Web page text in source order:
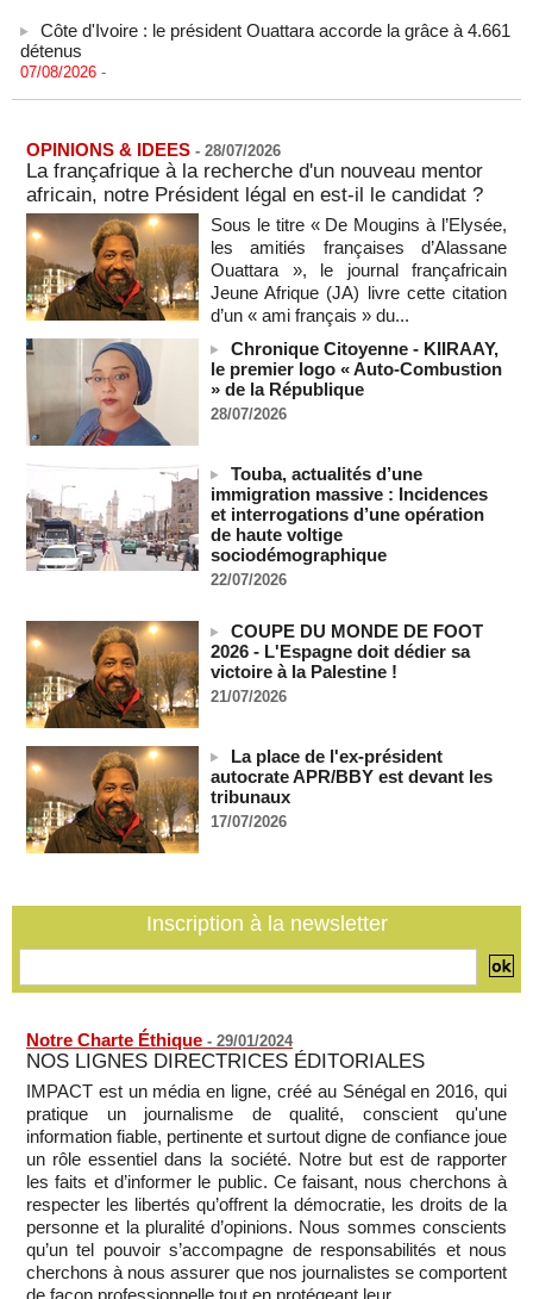
détenus
07/08/2026
recrutement de ses enseignants
La Türkiye, l’Arabie saoudite et le Pakistan signent un accord
conjoint de défense à La Mecque
07/08/2026 -
La Bourse de Paris termine en hausse et poursuit sa course
aux records
07/08/2026 -
OPINIONS & IDEES - 28/07/2026
La françafrique à la recherche d'un nouveau mentor
africain, notre Président légal en est-il le candidat ?
Sous le titre « De Mougins à l’Elysée,
les amitiés françaises d’Alassane
Ouattara », le journal françafricain
Jeune Afrique (JA) livre cette citation
d’un « ami français » du...
Chronique Citoyenne - KIIRAAY,
le premier logo « Auto-Combustion
» de la République
28/07/2026
Touba, actualités d’une
immigration massive : Incidences
et interrogations d’une opération
de haute voltige
sociodémographique
22/07/2026
COUPE DU MONDE DE FOOT
2026 - L'Espagne doit dédier sa
victoire à la Palestine !
21/07/2026
La place de l'ex-président
autocrate APR/BBY est devant les
tribunaux
17/07/2026
Inscription à la newsletter
Notre Charte Éthique - 29/01/2024
NOS LIGNES DIRECTRICES ÉDITORIALES
IMPACT est un média en ligne, créé au Sénégal en 2016, qui
pratique un journalisme de qualité, conscient qu'une
information fiable, pertinente et surtout digne de confiance joue
un rôle essentiel dans la société. Notre but est de rapporter
les faits et d’informer le public. Ce faisant, nous cherchons à
respecter les libertés qu’offrent la démocratie, les droits de la
personne et la pluralité d’opinions. Nous sommes conscients
qu’un tel pouvoir s’accompagne de responsabilités et nous
cherchons à nous assurer que nos journalistes se comportent
de façon professionnelle,tout en protégeant leur...